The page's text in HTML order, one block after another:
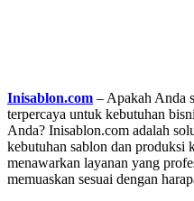
Inisablon.com – Apakah Anda
terpercaya untuk kebutuhan
Anda? Inisablon.com adalah
kebutuhan sablon dan produksi
menawarkan layanan yang
memuaskan sesuai dengan